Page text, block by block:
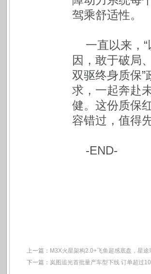
驾乘舒适性。
一直以来，
因，敢于破局
双驱终身质保
求，一起奔赴
健。这份质保
容错过，值得
-END-
上一篇： M3X火星架构2.0+飞鱼超感底盘，星
下一篇： 岚图追光首批量产车型下线 订单超过